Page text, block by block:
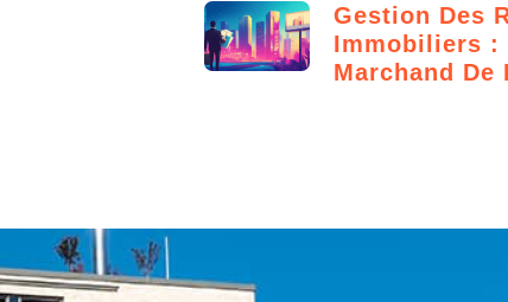
Gestion Des
Immobiliers :
Marchand De